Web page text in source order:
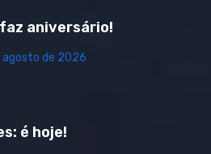
aniversário!
agosto de 2026
é hoje!